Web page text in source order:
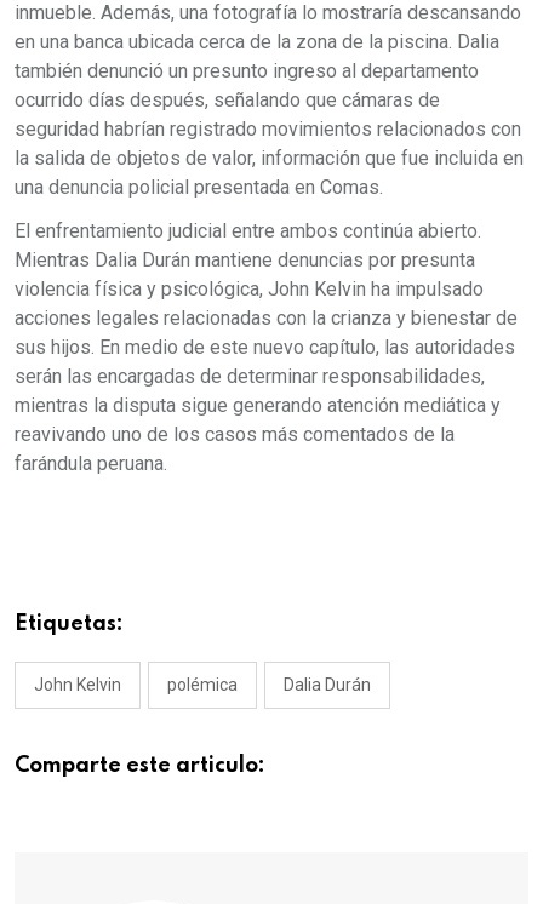
inmueble. Además, una fotografía lo mostraría descansando
en una banca ubicada cerca de la zona de la piscina. Dalia
también denunció un presunto ingreso al departamento
ocurrido días después, señalando que cámaras de
seguridad habrían registrado movimientos relacionados con
la salida de objetos de valor, información que fue incluida en
una denuncia policial presentada en Comas.
El enfrentamiento judicial entre ambos continúa abierto.
Mientras Dalia Durán mantiene denuncias por presunta
violencia física y psicológica, John Kelvin ha impulsado
acciones legales relacionadas con la crianza y bienestar de
sus hijos. En medio de este nuevo capítulo, las autoridades
serán las encargadas de determinar responsabilidades,
mientras la disputa sigue generando atención mediática y
reavivando uno de los casos más comentados de la
farándula peruana.
Etiquetas:
John Kelvin polémica Dalia Durán
Comparte este articulo: